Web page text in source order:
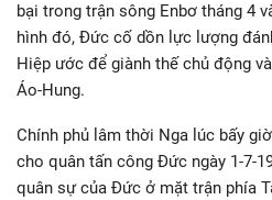
bại trong trận sông Enbơ tháng 4
hình đó, Đức cố dồn lực lượng
Hiệp ước để giành thế chủ động
Áo-Hung.
Chính phủ lâm thời Nga lúc bấy
cho quân tấn công Đức ngày 1-7-
quân sự của Đức ở mặt trận phía